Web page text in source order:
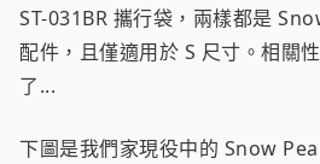
ST-031BR 攜行袋，兩樣都是
配件，且僅適用於 S 尺寸。相關
了...
下圖是我們家現役中的 Snow